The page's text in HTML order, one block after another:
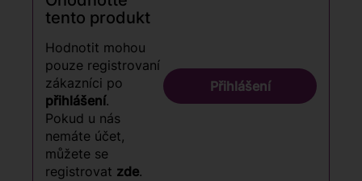
tento produkt
Hodnotit mohou
pouze registrovaní
zákazníci po
přihlášení.
Pokud u nás
nemáte účet,
můžete se
registrovat zde.
Přihlášení